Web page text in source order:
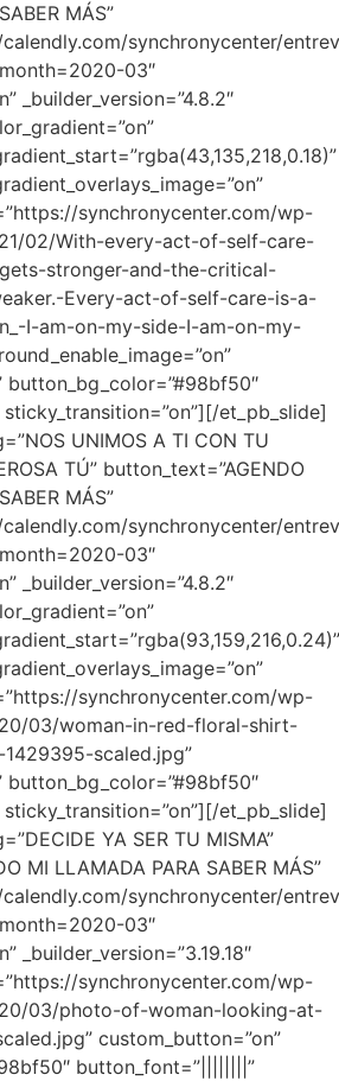
MÁS”
synchronycenter/
03″
_builder_version=”4.8.2″
synchronycenter.com/wp-
02/With-every-act-of-self-care-
stronger-and-the-critical-
Every-act-of-self-care-is-a-
I-am-on-my-side-I-am-on-my-
button_bg_color=”#98bf50″
et_pb_slide]
UNIMOS A TI CON TU
TÚ” button_text=”AGENDO
MÁS”
synchronycenter/
03″
_builder_version=”4.8.2″
synchronycenter.com/wp-
03/woman-in-red-floral-shirt-
scaled.jpg”
button_bg_color=”#98bf50″
et_pb_slide]
YA SER TU MISMA”
MI LLAMADA PARA SABER MÁS”
synchronycenter/
03″
_builder_version=”3.19.18″
synchronycenter.com/wp-
03/photo-of-woman-looking-at-
custom_button=”on”
button_font=”||||||||”